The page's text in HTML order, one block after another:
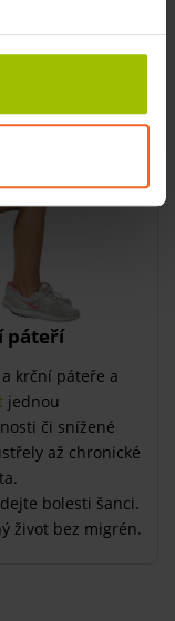
výšku i náklon
páteří
krční páteře a
jednou
či snížené
až chronické
bolesti šanci.
život bez migrén.